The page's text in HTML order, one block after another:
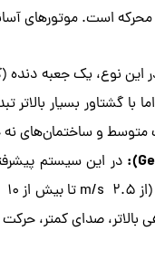
محرکه است. موتورهای
این نوع، یک جعبه دنده
با گشتاور بسیار
نه چندان بلند (تا
در این سیستم
۲.۵ m/s تا بیش از ۱۰
صدای کمتر،